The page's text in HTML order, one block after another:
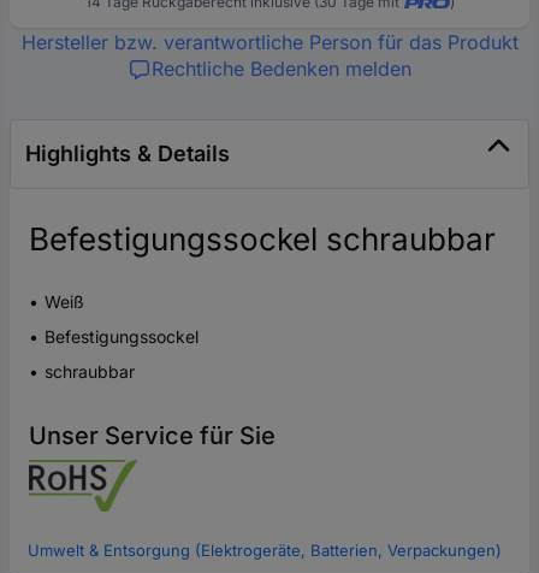
Hersteller bzw. verantwortliche Person für das Produkt
Rechtliche Bedenken melden
Highlights & Details
Befestigungssockel schraubbar
Weiß
Befestigungssockel
schraubbar
Unser Service für Sie
Umwelt & Entsorgung (Elektrogeräte, Batterien, Verpackungen)